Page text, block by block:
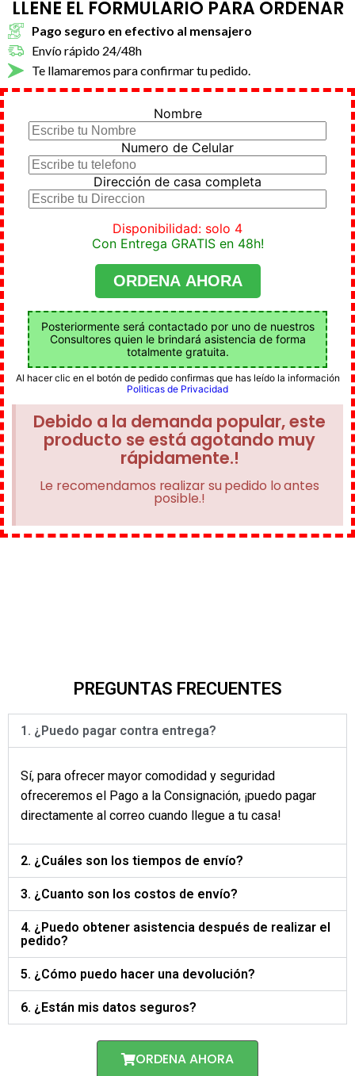
LLENE EL FORMULARIO PARA ORDENAR
Pago seguro en efectivo al mensajero
Envío rápido 24/48h
Te llamaremos para confirmar tu pedido.
Nombre
Numero de Celular
Dirección de casa completa
Disponibilidad: solo 4
Con Entrega GRATIS en 48h!
Posteriormente será contactado por uno de nuestros
Consultores quien le brindará asistencia de forma
totalmente gratuita.
Al hacer clic en el botón de pedido confirmas que has leído la información
Politicas de Privacidad
Debido a la demanda popular, este
producto se está agotando muy
rápidamente.!
Le recomendamos realizar su pedido lo antes
posible.!
PREGUNTAS FRECUENTES
1. ¿Puedo pagar contra entrega?
Sí, para ofrecer mayor comodidad y seguridad
ofreceremos el Pago a la Consignación, ¡puedo pagar
directamente al correo cuando llegue a tu casa!
2. ¿Cuáles son los tiempos de envío?
3. ¿Cuanto son los costos de envío?
4. ¿Puedo obtener asistencia después de realizar el
pedido?
5. ¿Cómo puedo hacer una devolución?
6. ¿Están mis datos seguros?
ORDENA AHORA